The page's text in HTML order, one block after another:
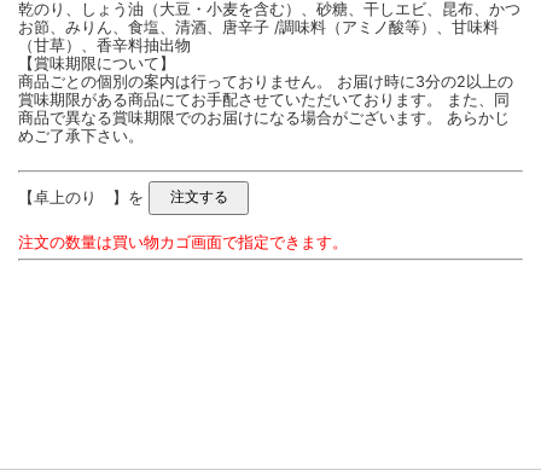
乾のり、しょう油（大豆・小麦を含む）、砂糖、干しエビ、昆布、かつ
お節、みりん、食塩、清酒、唐辛子 /調味料（アミノ酸等）、甘味料
（甘草）、香辛料抽出物
【賞味期限について】
商品ごとの個別の案内は行っておりません。 お届け時に3分の2以上の
賞味期限がある商品にてお手配させていただいております。 また、同
商品で異なる賞味期限でのお届けになる場合がございます。 あらかじ
めご了承下さい。
【卓上のり 】を
注文の数量は買い物カゴ画面で指定できます。